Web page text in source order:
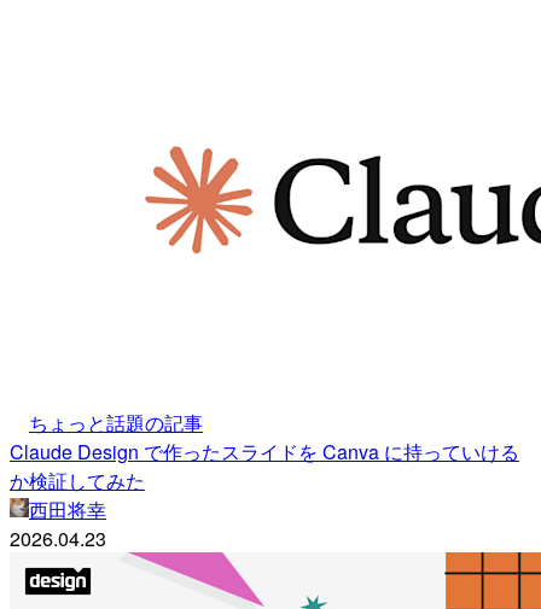
ちょっと話題の記事
Claude Design で作ったスライドを Canva に持っていける
か検証してみた
西田将幸
2026.04.23